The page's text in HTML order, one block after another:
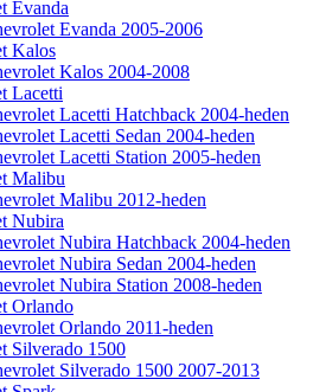
Evanda
Evanda 2005-2006
Kalos
Kalos 2004-2008
Lacetti
Lacetti Hatchback 2004-heden
Lacetti Sedan 2004-heden
Lacetti Station 2005-heden
Malibu
Malibu 2012-heden
Nubira
Nubira Hatchback 2004-heden
Nubira Sedan 2004-heden
Nubira Station 2008-heden
Orlando
Orlando 2011-heden
Silverado 1500
Silverado 1500 2007-2013